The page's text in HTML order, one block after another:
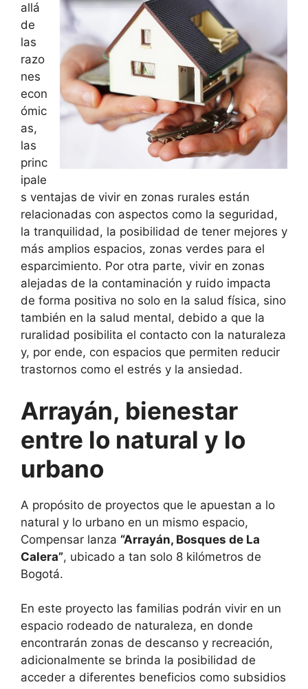
allá
de
las
razo
nes
econ
ómic
as,
las
princ
ipale
s ventajas de vivir en zonas rurales están
relacionadas con aspectos como la seguridad,
la tranquilidad, la posibilidad de tener mejores y
más amplios espacios, zonas verdes para el
esparcimiento. Por otra parte, vivir en zonas
alejadas de la contaminación y ruido impacta
de forma positiva no solo en la salud física, sino
también en la salud mental, debido a que la
ruralidad posibilita el contacto con la naturaleza
y, por ende, con espacios que permiten reducir
trastornos como el estrés y la ansiedad.
Arrayán, bienestar
entre lo natural y lo
urbano
A propósito de proyectos que le apuestan a lo
natural y lo urbano en un mismo espacio,
Compensar lanza “Arrayán, Bosques de La
Calera”, ubicado a tan solo 8 kilómetros de
Bogotá.
En este proyecto las familias podrán vivir en un
espacio rodeado de naturaleza, en donde
encontrarán zonas de descanso y recreación,
adicionalmente se brinda la posibilidad de
acceder a diferentes beneficios como subsidios